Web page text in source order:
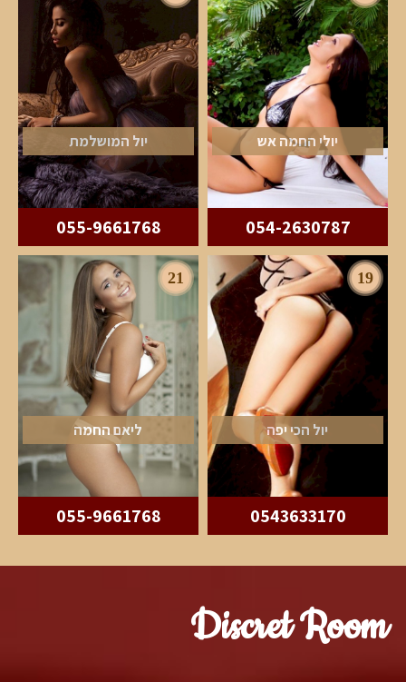
יולי החמה אש
054-2630787
יול המושלמת
055-9661768
19
יול הכי יפה
0543633170
21
ליאם החמה
055-9661768
Discret Room